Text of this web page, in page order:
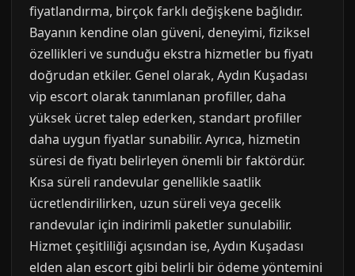
fiyatlandırma, birçok farklı değişkene bağlıdır.
Bayanın kendine olan güveni, deneyimi, fiziksel
özellikleri ve sunduğu ekstra hizmetler bu fiyatı
doğrudan etkiler. Genel olarak, Aydın Kuşadası
vip escort olarak tanımlanan profiller, daha
yüksek ücret talep ederken, standart profiller
daha uygun fiyatlar sunabilir. Ayrıca, hizmetin
süresi de fiyatı belirleyen önemli bir faktördür.
Kısa süreli randevular genellikle saatlik
ücretlendirilirken, uzun süreli veya gecelik
randevular için indirimli paketler sunulabilir.
Hizmet çeşitliliği açısından ise, Aydın Kuşadası
elden alan escort gibi belirli bir ödeme yöntemini